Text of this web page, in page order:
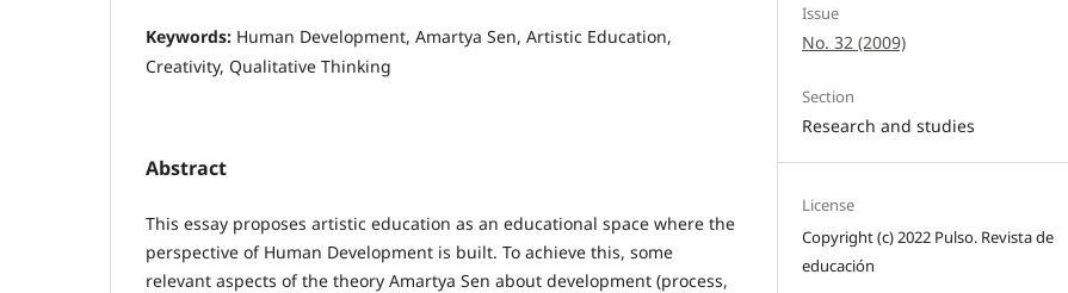
Keywords: Human Development, Amartya Sen, Artistic Education,
Creativity, Qualitative Thinking
Abstract
This essay proposes artistic education as an educational space where the
perspective of Human Development is built. To achieve this, some
relevant aspects of the theory Amartya Sen about development (process,
Issue
No. 32 (2009)
Section
Research and studies
License
Copyright (c) 2022 Pulso. Revista de
educación